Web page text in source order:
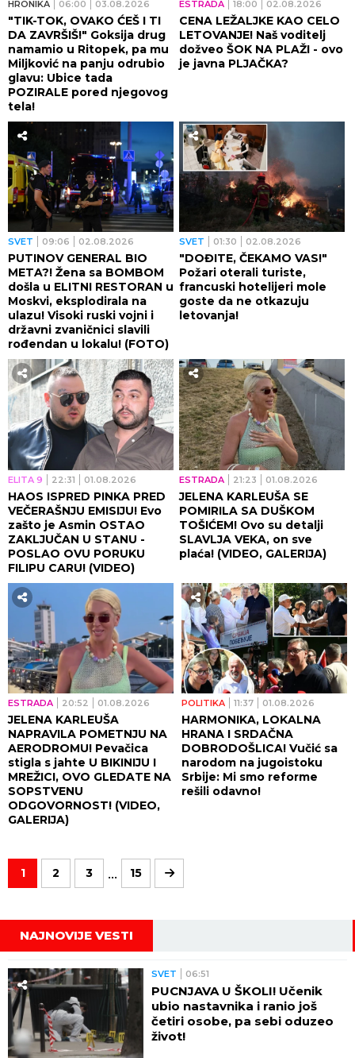
HRONIKA 06:00 03.08.2026
"TIK-TOK, OVAKO ĆEŠ I TI
DA ZAVRŠIŠ!" Goksija drug
namamio u Ritopek, pa mu
Miljković na panju odrubio
glavu: Ubice tada
POZIRALE pored njegovog
tela!
ESTRADA 18:00 02.08.2026
CENA LEŽALJKE KAO CELO
LETOVANJE! Naš voditelj
dožveo ŠOK NA PLAŽI - ovo
je javna PLJAČKA?
SVET 09:06 02.08.2026
PUTINOV GENERAL BIO
META?! Žena sa BOMBOM
došla u ELITNI RESTORAN u
Moskvi, eksplodirala na
ulazu! Visoki ruski vojni i
državni zvaničnici slavili
rođendan u lokalu! (FOTO)
SVET 01:30 02.08.2026
"DOĐITE, ČEKAMO VAS!"
Požari oterali turiste,
francuski hotelijeri mole
goste da ne otkazuju
letovanja!
ELITA 9 22:31 01.08.2026
HAOS ISPRED PINKA PRED
VEČERAŠNJU EMISIJU! Evo
zašto je Asmin OSTAO
ZAKLJUČAN U STANU -
POSLAO OVU PORUKU
FILIPU CARU! (VIDEO)
ESTRADA 21:23 01.08.2026
JELENA KARLEUŠA SE
POMIRILA SA DUŠKOM
TOŠIĆEM! Ovo su detalji
SLAVLJA VEKA, on sve
plaća! (VIDEO, GALERIJA)
ESTRADA 20:52 01.08.2026
JELENA KARLEUŠA
NAPRAVILA POMETNJU NA
AERODROMU! Pevačica
stigla s jahte U BIKINIJU I
MREŽICI, OVO GLEDATE NA
SOPSTVENU
ODGOVORNOST! (VIDEO,
GALERIJA)
POLITIKA 11:37 01.08.2026
HARMONIKA, LOKALNA
HRANA I SRDAČNA
DOBRODOŠLICA! Vučić sa
narodom na jugoistoku
Srbije: Mi smo reforme
rešili odavno!
1 2 3 ... 15
NAJNOVIJE VESTI
SVET 06:51
PUCNJAVA U ŠKOLI! Učenik
ubio nastavnika i ranio još
četiri osobe, pa sebi oduzeo
život!